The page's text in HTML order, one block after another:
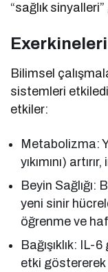
“sağlık
Bilimsel
sistemleri
etkiler:
Metabolizma:
yıkımını)
Beyin
yeni sinir
öğrenme ve
Bağışıklık:
etki göstererek